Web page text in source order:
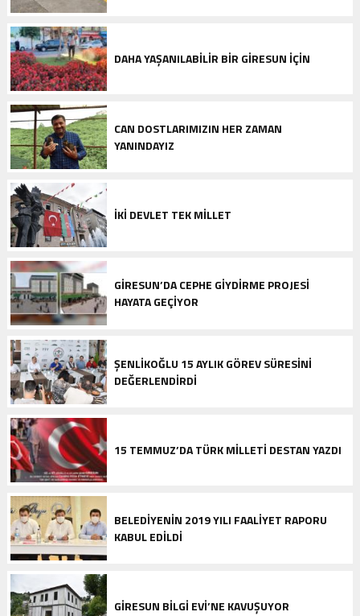
DAHA YAŞANILABILIR BIR GIRESUN IÇIN
CAN DOSTLARIMIZIN HER ZAMAN
YANINDAYIZ
İKI DEVLET TEK MILLET
GIRESUN’DA CEPHE GIYDIRME PROJESI
HAYATA GEÇIYOR
ŞENLIKOĞLU 15 AYLIK GÖREV SÜRESINI
DEĞERLENDIRDI
15 TEMMUZ’DA TÜRK MILLETI DESTAN YAZDI
BELEDIYENIN 2019 YILI FAALIYET RAPORU
KABUL EDILDI
GIRESUN BILGI EVI’NE KAVUŞUYOR